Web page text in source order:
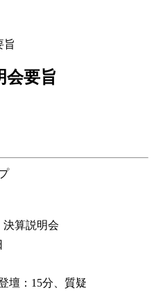
旨
会要旨
算説明会
壇：15分、質疑